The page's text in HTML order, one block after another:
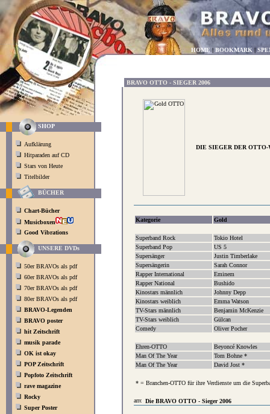
HOME | BOOKMARK |
SHOP
Aufklärung
Hitparaden auf CD
Stars von Heute
Titelbilder
BÜCHER
Chart-Bücher
Musicboxen
Good Vibrations
UNSERE DVDs
50er BRAVOs als pdf
60er BRAVOs als pdf
70er BRAVOs als pdf
80er BRAVOs als pdf
BRAVO-Legenden
BRAVO poster
hit Zeitschrift
musik parade
OK ist okay
POP Zeitschrift
Popfoto Zeitschrift
rave magazine
Rocky
Super Poster
BRAVO OTTO - SIEGER 2006
DIE SIEGER DER OTTO-
Kategorie Gold
Superband Rock
Tokio Hotel
Superband Pop
US 5
Supersänger
Justin Timberlake
Supersängerin
Sarah Connor
Rapper International
Eminem
Rapper National
Bushido
Kinostars männlich
Johnny Depp
Kinostars weiblich
Emma Watson
TV-Stars männlich
Benjamin McKenzie
TV-Stars weiblich
Gülcan
Comedy
Oliver Pocher
Ehren-OTTO
Beyoncé Knowles
Man Of The Year
Tom Bohne *
Man Of The Year
David Jost *
* = Branchen-OTTO für ihre Verdienste um die
Die BRAVO OTTO - Sieger 2006